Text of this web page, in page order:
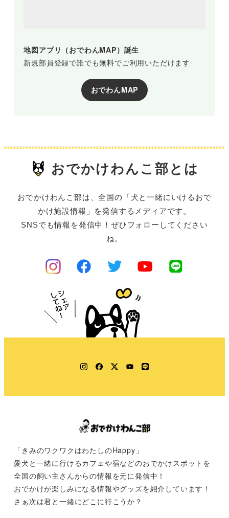
地図アプリ（おでわんMAP）誕生
新規部員登録で誰でも無料でご利用いただけます
おでわんMAP
おでかけわんこ部とは
おでかけわんこ部は、全国の「犬と一緒にいけるおで
かけ施設情報」を発信するメディアです。
SNSでも情報を発信中！ぜひフォローしてください
ね。
Instagram
Facebook
TwitterYouTube
LINE
「きみのワクワクはわたしのHappy」
愛犬と一緒に行けるカフェや宿などのおでかけスポットを
全国の飼い主さんからの情報を元に発信中！
おでかけが楽しみになる情報やグッズを紹介しています！
さぁ次は君と一緒にどこに行こうか？